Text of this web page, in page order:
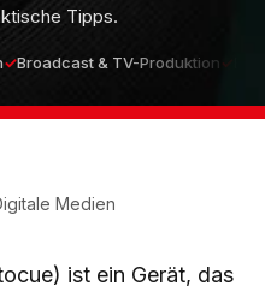
Tipps.
Broadcast & TV-Produktion
Medien
ist ein Gerät, das